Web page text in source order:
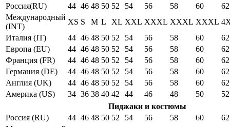
Россия(RU)
44 46 48 50 52 54 56 58 60
62
Международный
(INT)
XS S M L XL XXL XXXL XXXL XXXL
Италия (IT)
44 46 48 50 52 54 56 58 60
62
Европа (EU)
44 46 48 50 52 54 56 58 60
62
Франция (FR)
44 46 48 50 52 54 56 58 60
62
Германия (DE)
44 46 48 50 52 54 56 58 60
62
Англия (UK)
44 46 48 50 52 54 56 58 60
62
Америка (US)
34 36 38 40 42 44 46 48 50
52
Пиджаки и костюмы
Россия (RU)
44 46 48 50 52 54 56 58 60
62